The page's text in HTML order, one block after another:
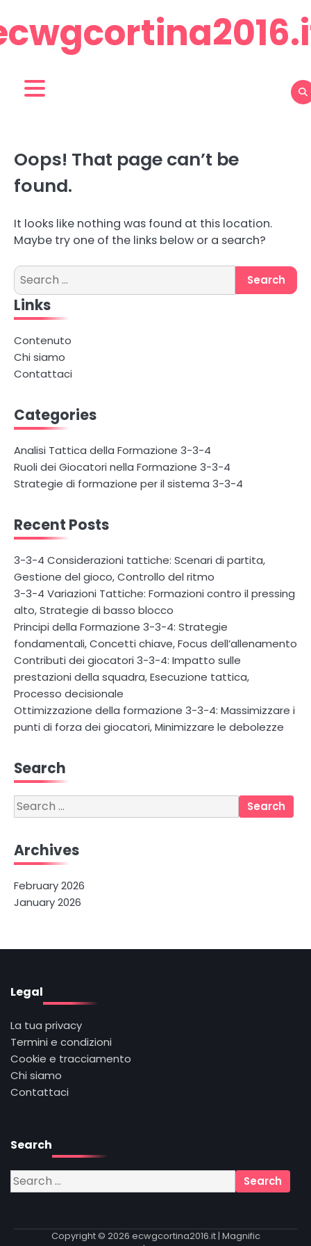
to
content
Oops! That page can’t be
found.
It looks like nothing was found at this location.
Maybe try one of the links below or a search?
Search
for:
Links
Contenuto
Chi siamo
Contattaci
Categories
Analisi Tattica della Formazione 3-3-4
Ruoli dei Giocatori nella Formazione 3-3-4
Strategie di formazione per il sistema 3-3-4
Recent Posts
3-3-4 Considerazioni tattiche: Scenari di partita,
Gestione del gioco, Controllo del ritmo
3-3-4 Variazioni Tattiche: Formazioni contro il pressing
alto, Strategie di basso blocco
Principi della Formazione 3-3-4: Strategie
fondamentali, Concetti chiave, Focus dell’allenamento
Contributi dei giocatori 3-3-4: Impatto sulle
prestazioni della squadra, Esecuzione tattica,
Processo decisionale
Ottimizzazione della formazione 3-3-4: Massimizzare i
punti di forza dei giocatori, Minimizzare le debolezze
Search
Search
for:
Archives
February 2026
January 2026
Legal
La tua privacy
Termini e condizioni
Cookie e tracciamento
Chi siamo
Contattaci
Search
Search
for:
Copyright © 2026 ecwgcortina2016.it| Magnific